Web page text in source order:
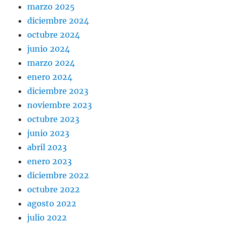
marzo 2025
diciembre 2024
octubre 2024
junio 2024
marzo 2024
enero 2024
diciembre 2023
noviembre 2023
octubre 2023
junio 2023
abril 2023
enero 2023
diciembre 2022
octubre 2022
agosto 2022
julio 2022